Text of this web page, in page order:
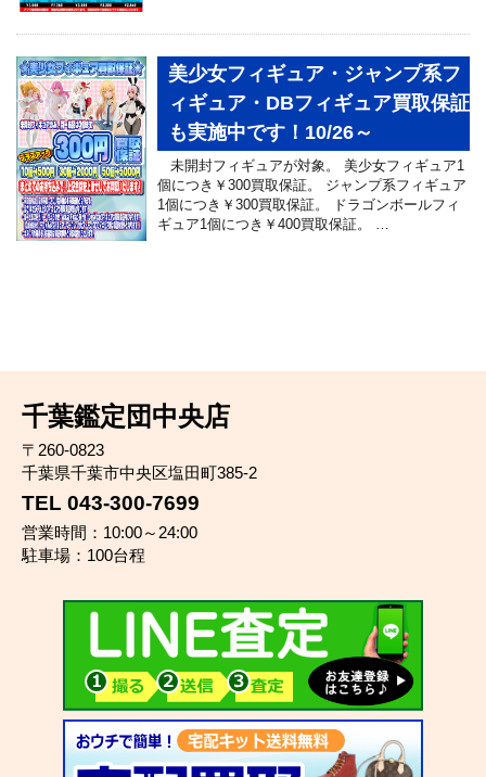
美少女フィギュア・ジャンプ系フ
ィギュア・DBフィギュア買取保証
も実施中です！10/26～
未開封フィギュアが対象。 美少女フィギュア1
個につき￥300買取保証。 ジャンプ系フィギュア
1個につき￥300買取保証。 ドラゴンボールフィ
ギュア1個につき￥400買取保証。 …
千葉鑑定団中央店
〒260-0823
千葉県千葉市中央区塩田町385-2
TEL 043-300-7699
営業時間：10:00～24:00
駐車場：100台程